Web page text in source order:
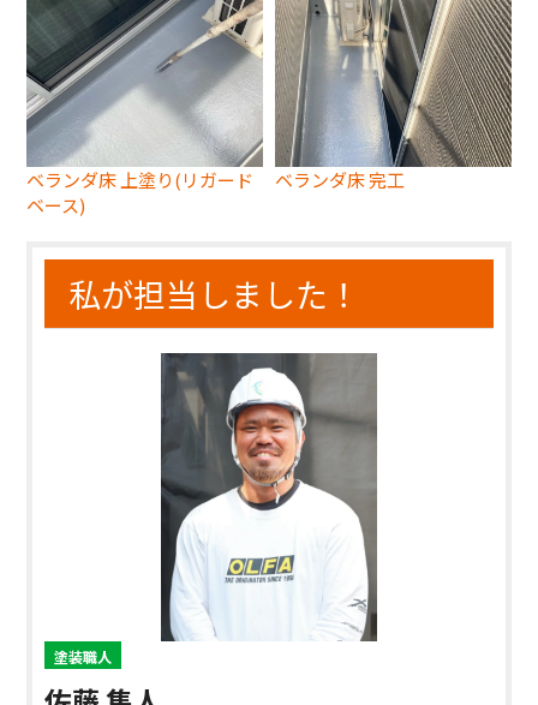
ベランダ床 上塗り(リガード
ベース)
ベランダ床 完工
私が担当しました！
塗装職人